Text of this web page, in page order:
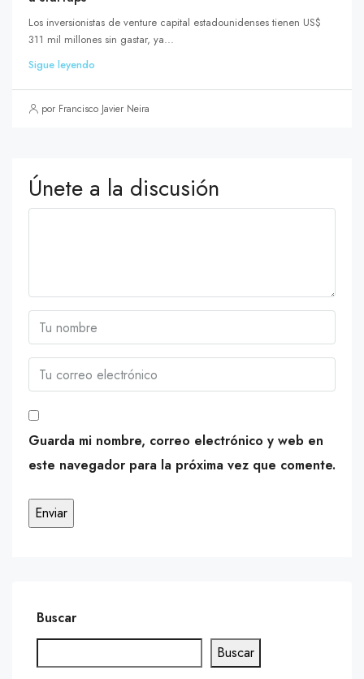
Los inversionistas de venture capital estadounidenses tienen US$
311 mil millones sin gastar, ya...
Sigue leyendo
por Francisco Javier Neira
Únete a la discusión
Guarda mi nombre, correo electrónico y web en
este navegador para la próxima vez que comente.
Buscar
Buscar